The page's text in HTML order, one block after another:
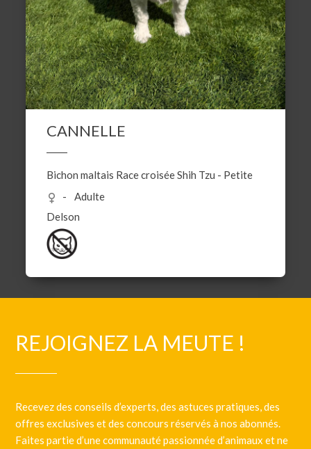
CANNELLE
Bichon maltais Race croiséeShih Tzu - Petite
Adulte
Delson
REJOIGNEZ LA MEUTE !
Recevez des conseils d’experts, des astuces pratiques, des
offres exclusives et des concours réservés à nos abonnés.
Faites partie d’une communauté passionnée d’animaux et ne